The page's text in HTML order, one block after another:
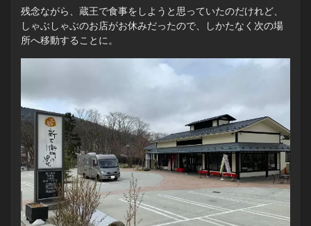
残念ながら、蔵王で食事をしようと思っていたのだけれど、
しゃぶしゃぶのお店がお休みだったので、しかたなく次の場
所へ移動することに。